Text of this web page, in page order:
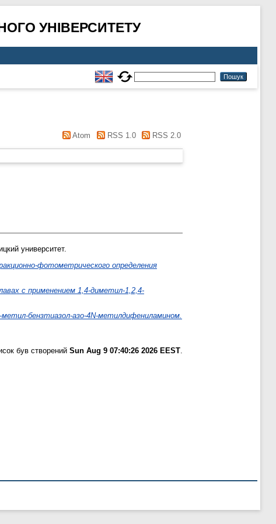
УНІВЕРСИТЕТУ
Atom RSS 1.0 RSS 2.0
университет.
фотометрического определения
с применением 1,4-диметил-1,2,4-
бензтиазол-азо-4N-метилдифениламином.
був створений Sun Aug 9 07:40:26 2026 EEST